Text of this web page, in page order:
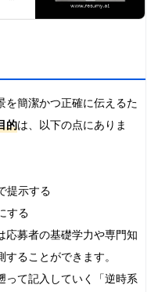
歴
を簡潔かつ正確に伝えるた
的は、以下の点にありま
提示する
する
応募者の基礎学力や専門知
ることができます。
って記入していく「逆時系